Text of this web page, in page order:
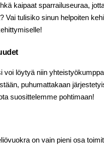
kaipaat sparrailuseuraa,
Vai tulisiko sinun helpoiten
löytyä niin
puhumattakaan
suosittelemme pohtimaan!
on vain pieni osa